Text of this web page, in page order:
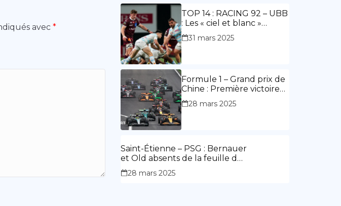
avec *
TOP 14 : RACING 92 – UBB
: Les « ciel et blanc »
renouent avec la victoire
31 mars 2025
Formule 1 – Grand prix de
Chine : Première victoire
d’Hamilton en Rouge,
l’Aston Martin d’Alonso fait
28 mars 2025
Saint-Étienne – PSG : Bernauer
et Old absents de la feuille de
match.
28 mars 2025